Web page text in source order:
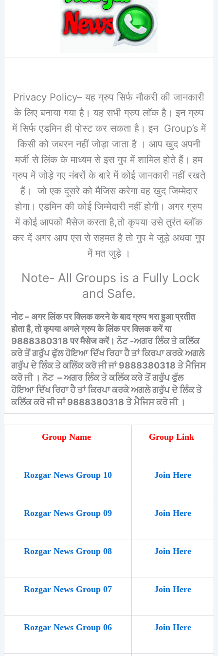
Privacy Policy– यह ग्रुप सिर्फ नौकरी की जानकारी
के लिए बनाया गया है। यह सभी ग्रुप लॉक है। इन ग्रुप
में सिर्फ एडमिन ही पोस्ट कर सकता है। इन Group’s में
किसी को जबरन नहीं जोड़ा जाता है । आप खुद अपनी
मर्जी से लिंक के माध्यम से इस गुप में शामिल होते हैं। हम
ग्रुप में जोड़े गए नंबरों के बारे में कोई जानकारी नहीं रखते
हैं। जो एक दूसरे को मैजिस करेगा वह खुद जिम्मेदार
होगा। एडमिन की कोई जिम्मेदारी नहीं होगी। अगर ग्रुप
में कोई आपको मैसेज करता है,तो कृपया उसे तुरंत ब्लॉक
कर दें अगर आप एस से सहमत है तो गुप मे जुड़े अ‍धवा गुप
में मत जुड़े ।
Note- All Groups is a Fully Lock
and Safe.
नोट – अगर लिंक पर क्लिक करने के बाद ग्रुप भरा हुआ प्रतीत
होता है, तो कृपया अगले ग्रुप के लिंक पर क्लिक करें या
9888380318 पर मैसेज करें। ਨੋਟ -ਅਗਰ ਲਿੰਕ ਤੇ ਕਲਿੱਕ
ਕਰੇ ਤੋਂ ਗਰੁੱਪ ਫੁੱਲ ਹੋਇਆ ਦਿੱਖ ਰਿਹਾ ਹੈ ਤਾਂ ਕਿਰਪਾ ਕਰਕੇ ਅਗਲੇ
ਗਰੁੱਪ ਦੇ ਲਿੰਕ ਤੇ ਕਲਿੱਕ ਕਰੋ ਜੀ ਜਾਂ 9888380318 ਤੇ ਮੈਜਿਸ
ਕਰੋ ਜੀ । ਨੋਟ – ਅਗਰ ਲਿੰਕ ਤੇ ਕਲਿੱਕ ਕਰੇ ਤੋਂ ਗਰੁੱਪ ਫੁੱਲ
ਹੋਇਆ ਦਿੱਖ ਰਿਹਾ ਹੈ ਤਾਂ ਕਿਰਪਾ ਕਰਕੇ ਅਗਲੇ ਗਰੁੱਪ ਦੇ ਲਿੰਕ ਤੇ
ਕਲਿੱਕ ਕਰੋ ਜੀ ਜਾਂ 9888380318 ਤੇ ਮੈਜਿਸ ਕਰੋ ਜੀ ।
Group Name Group Link
Rozgar News Group 10 Join Here
Rozgar News Group 09 Join Here
Rozgar News Group 08 Join Here
Rozgar News Group 07 Join Here
Rozgar News Group 06 Join Here